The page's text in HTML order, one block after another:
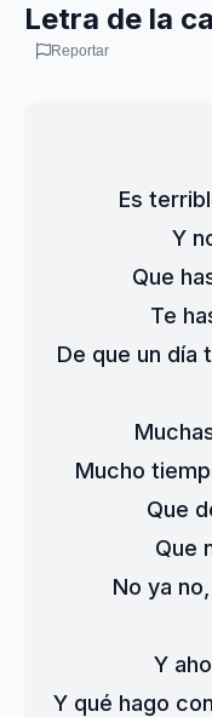
Letra de la
Reportar
Es
Y
Que
Te
De que un día
Mucho
Que
Que
No ya
Y
Y qué hago